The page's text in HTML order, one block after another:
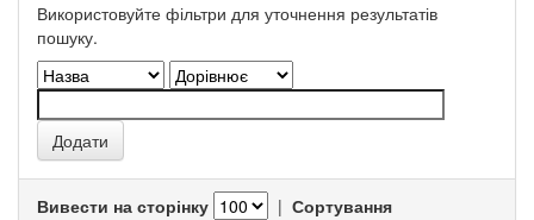
Використовуйте фільтри для уточнення результатів
пошуку.
Вивести на сторінку | Сортування